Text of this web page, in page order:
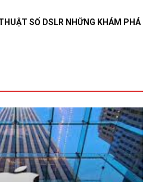
SỐ DSLR NHỮNG KHÁM PHÁ